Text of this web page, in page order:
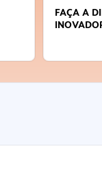
FAÇA A